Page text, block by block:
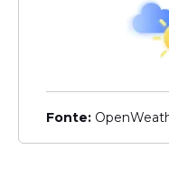
Veja
Outro destaque
Fonte: